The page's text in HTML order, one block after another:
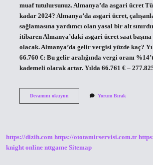
muaf tutulursunuz. Almanya’da asgari ücret
kadar 2024? Almanya’da asgari ücret,
sağlamasına yardımcı olan yasal bir alt
itibaren Almanya’daki asgari ücret saat
olacak. Almanya’da gelir vergisi yüzde kaç?
66.760 €: Bu gelir aralığında vergi oranı
kademeli olarak artar. Yılda 66.761 € –
Devamını okuyunAlmanyada
Alınıyor
Yorum Bırak
https://dizih.com https://ototamirservisi.com.tr
knight online nttgame Sitemap